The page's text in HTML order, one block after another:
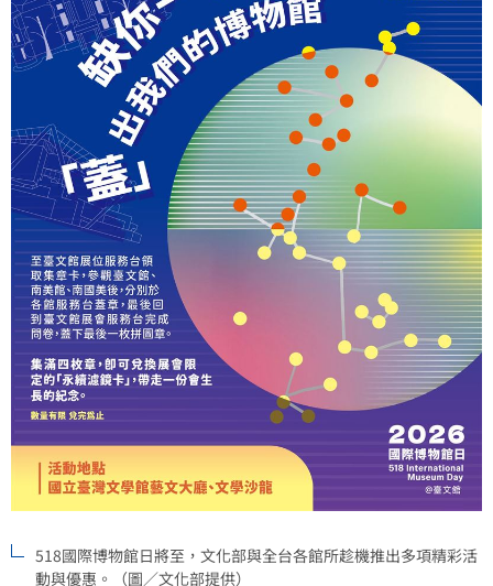
518國際博物館日將至，文化部與全台各館所趁機推出多項精彩活
動與優惠。（圖／文化部提供）